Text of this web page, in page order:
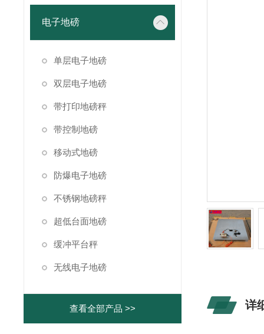
电子地磅
单层电子地磅
双层电子地磅
带打印地磅秤
带控制地磅
移动式地磅
防爆电子地磅
不锈钢地磅秤
超低台面地磅
缓冲平台秤
无线电子地磅
查看全部产品 >> 详